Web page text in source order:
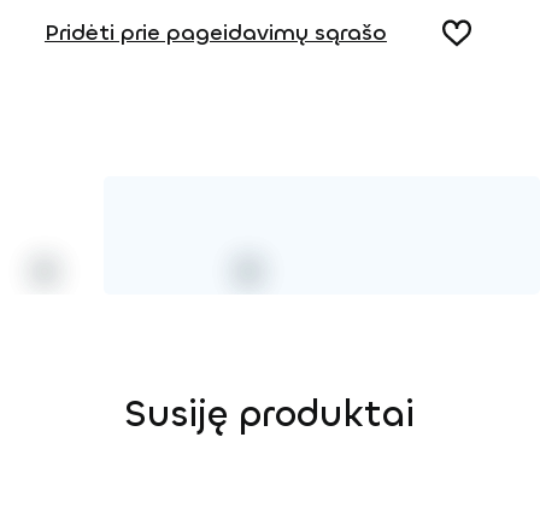
3D DWG
Pridėti prie pageidavimų sąrašo
Susiję produktai